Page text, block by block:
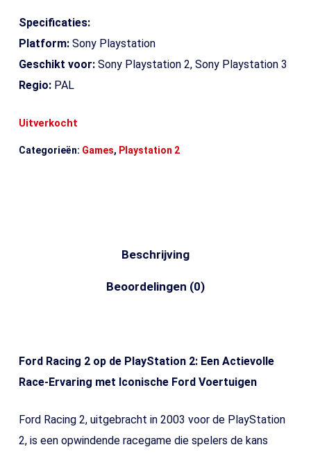
Specificaties:
Platform:Sony Playstation
Geschikt voor:Sony Playstation 2, Sony Playstation 3
Regio:PAL
Uitverkocht
Categorieën: Games, Playstation 2
Beschrijving
Beoordelingen (0)
Ford Racing 2 op de PlayStation 2: Een Actievolle
Race-Ervaring met Iconische Ford Voertuigen
Ford Racing 2, uitgebracht in 2003 voor de PlayStation
2, is een opwindende racegame die spelers de kans